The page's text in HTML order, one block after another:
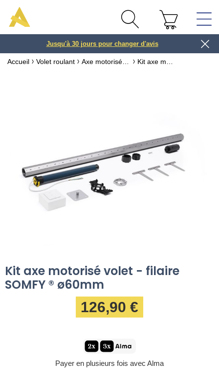
3 ou 4x
Jusqu'à 30 jours pour changer d'avis
Accueil Volet roulant
Kit axe motorisé volet - filaire
SOMFY ® ø60mm
126,90 €
Payer en plusieurs fois avec Alma